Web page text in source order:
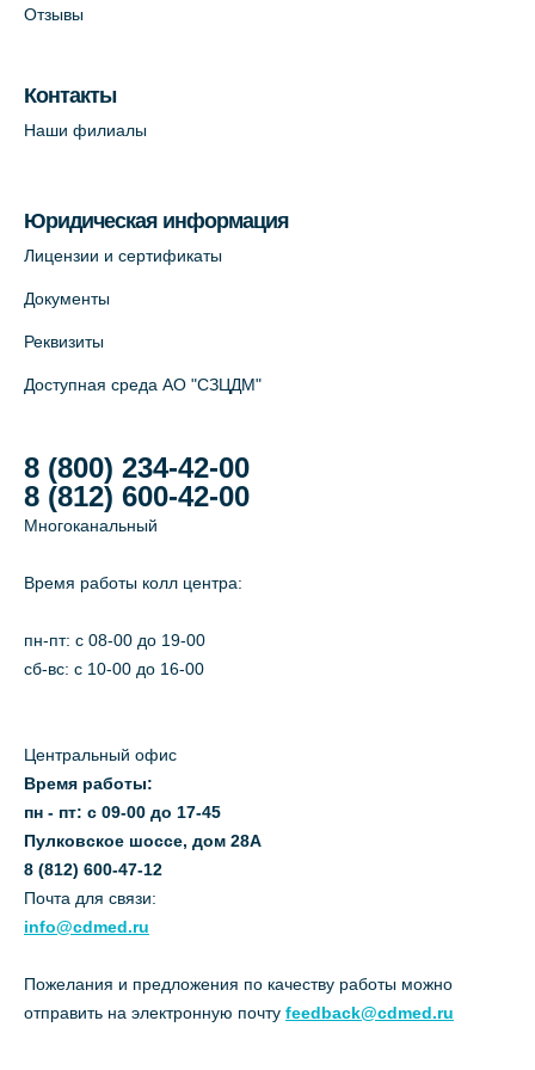
пр. В.О., д.5 (официальный партнёр)
Отзывы
Контакты
Наши филиалы
Юридическая информация
Лицензии и сертификаты
Документы
Реквизиты
Доступная среда АО "СЗЦДМ"
8 (800) 234-42-00
8 (812) 600-42-00
Многоканальный
Время работы колл центра:
пн-пт: c 08-00 до 19-00
сб-вс: с 10-00 до 16-00
Центральный офис
Время работы:
пн - пт: с 09-00 до 17-45
Пулковское шоссе, дом 28А
8 (812) 600-47-12
Почта для связи:
info@cdmed.ru
Пожелания и предложения по качеству работы можно
отправить на электронную почту feedback@cdmed.ru